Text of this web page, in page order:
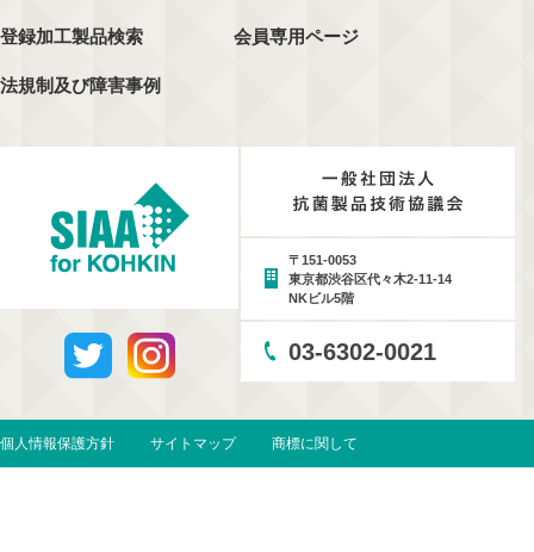
登録加工製品検索
法規制及び障害事例
会員専用ページ
〒151-0053
東京都渋谷区代々木2-11-14
NKビル5階
03-6302-0021
個人情報保護方針 サイトマップ 商標に関して